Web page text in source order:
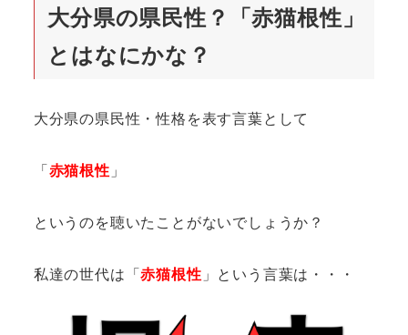
大分県の県民性？「赤猫根性」
とはなにかな？
大分県の県民性・性格を表す言葉として
「赤猫根性 」
というのを聴いたことがないでしょうか？
私達の世代は「赤猫根性 」という言葉は・・・